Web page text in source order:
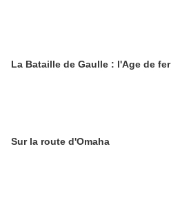
La Bataille de Gaulle : l'Age de fer
Sur la route d'Omaha